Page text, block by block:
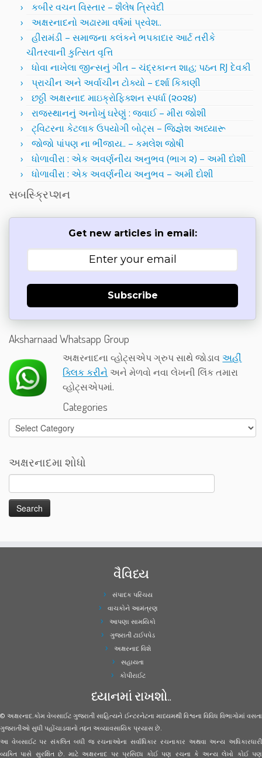
કબીર વચન વિસ્તાર – શૈલેષ ત્રિવેદી
અક્ષરનાદનો અઢારમા વર્ષમાં પ્રવેશ..
હીરામંડી – સમાજના કલંકને ભપકાદાર આર્ટ તરીકે
ચીતરવાની કુત્સિત વૃત્તિ
ધોવા નાખેલા જીન્સનું ગીત – ચંદ્રકાન્ત શાહ; પઠન RJ દેવકી
પ્રાચીન અને અર્વાચીન ટોક્યો – દર્શા કિકાણી
છઠ્ઠી અક્ષરનાદ માઇક્રોફિક્શન સ્પર્ધા (૨૦૨૪)
રાજસ્થાનનું અનોખું ઘરેણું : જવાઈ – મીરા જોશી
ટ્વિટરના કેટલાક ઉપયોગી બોટ્સ – જિજ્ઞેશ અધ્યારૂ
જોજો પાંપણ ના ભીંજાય.. – કમલેશ જોષી
ધોળાવીરા : એક અવર્ણનીય અનુભવ (ભાગ ૨) – અમી દોશી
ધોળાવીરા : એક અવર્ણનીય અનુભવ – અમી દોશી
સબસ્ક્રિપ્શન
Get new articles in email:
Subscribe
Aksharnaad Whatsapp Group
અક્ષરનાદના વ્હોટ્સએપ ગ્રુપ સાથે જોડાવઅહીં
ક્લિક કરીને અને મેળવો નવા લેખની લિંક તમારા
વ્હોટ્સએપમાં.
Categories
Categories
અક્ષરનાદમા શોધો
વૈવિધ્ય
સંપાદક પરિચય
વાચકોને આમંત્રણ
આપણા સામયિકો
ગુજરાતી ટાઈપપેડ
અક્ષરનાદ વિશે
સહાયતા
કોપીરાઈટ
ધ્યાનમાં રાખશો..
© અક્ષરનાદ.કોમ વેબસાઈટ ગુજરાતી સાહિત્યને ઈન્ટરનેટના માધ્યમથી વિશ્વના વિવિધ વિભાગોમાં વસતા
ગુજરાતીઓ સુધી પહોંચાડવાનો તદ્દન અવ્યાવસાયિક પ્રયાસ છે.
આ વેબસાઈટ પર સંકલિત બધી જ રચનાઓના સર્વાધિકાર રચનાકાર અથવા અન્ય અધિકારધારી
વ્યક્તિ પાસે સુરક્ષિત છે. માટે અક્ષરનાદ પર પ્રસિધ્ધ કોઈ પણ રચના કે અન્ય લેખો કોઈ પણ